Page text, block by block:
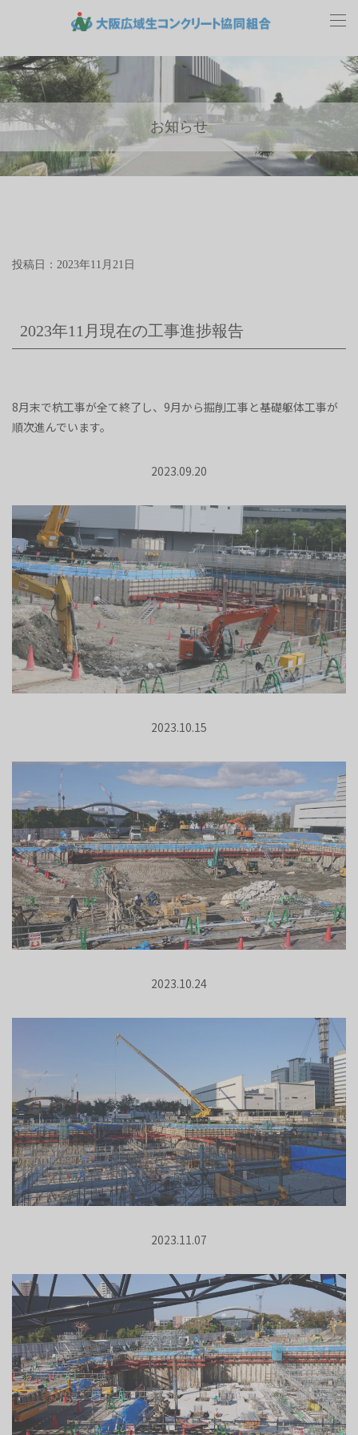
お知らせ
投稿日：2023年11月21日
2023年11月現在の工事進捗報告
8月末で杭工事が全て終了し、9月から掘削工事と基礎躯体工事が
順次進んでいます。
2023.09.20
2023.10.15
2023.10.24
2023.11.07